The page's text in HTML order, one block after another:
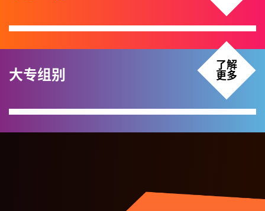
大专组别
了解
更多